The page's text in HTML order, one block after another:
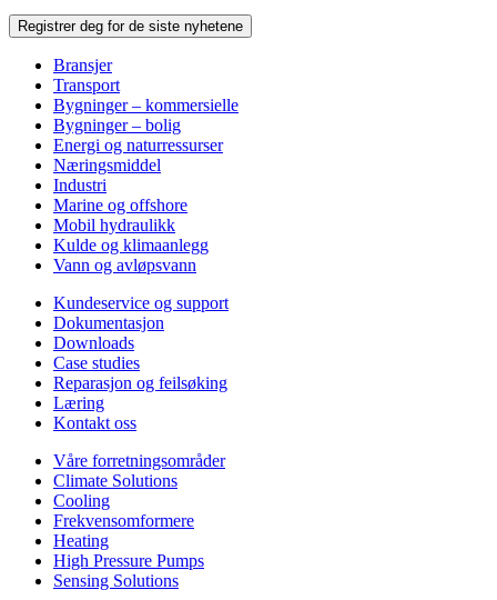
Registrer deg for de siste nyhetene
Bransjer
Transport
Bygninger – kommersielle
Bygninger – bolig
Energi og naturressurser
Næringsmiddel
Industri
Marine og offshore
Mobil hydraulikk
Kulde og klimaanlegg
Vann og avløpsvann
Kundeservice og support
Dokumentasjon
Downloads
Case studies
Reparasjon og feilsøking
Læring
Kontakt oss
Våre forretningsområder
Climate Solutions
Cooling
Frekvensomformere
Heating
High Pressure Pumps
Sensing Solutions